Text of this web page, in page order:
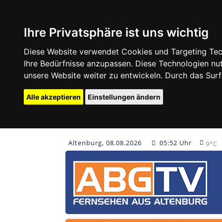
Ihre Privatsphäre ist uns wichtig
Diese Website verwendet Cookies und Targeting
Ihre Bedürfnisse anzupassen. Diese Technologien
unsere Website weiter zu entwickeln. Durch das
Alle akzeptieren Einstellungen ändern
Altenburg, 08.08.2026 05:52 Uhr 9°C